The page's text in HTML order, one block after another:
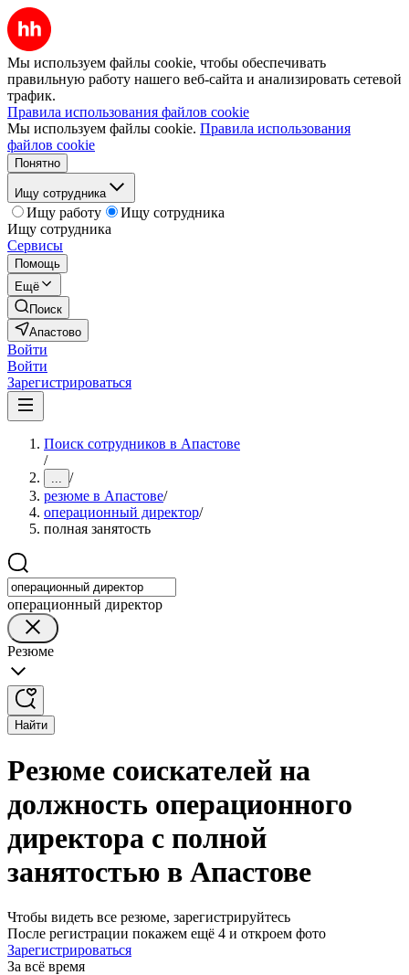
Мы используем файлы cookie, чтобы обеспечивать
правильную работу нашего веб-сайта и анализировать сетевой
трафик.
Правила использования файлов cookie
Мы используем файлы cookie. Правила использования
файлов cookie
Понятно
Ищу сотрудника
Ищу работу
Ищу сотрудника
Ищу сотрудника
Сервисы
Помощь
Ещё
Поиск
Апастово
Войти
Войти
Зарегистрироваться
Поиск сотрудников в Апастове
/
... /
резюме в Апастове/
операционный директор/
полная занятость
операционный директор
Резюме
Найти
Резюме соискателей на
должность операционного
директора с полной
занятостью в Апастове
Чтобы видеть все резюме, зарегистрируйтесь
После регистрации покажем ещё 4 и откроем фото
Зарегистрироваться
За всё время